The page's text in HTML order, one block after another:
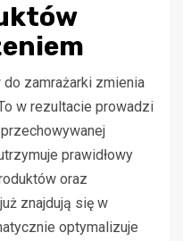
do zamrażarki zmienia
w rezultacie prowadzi
prawidłowy
oraz
znajdują się w
optymalizuje